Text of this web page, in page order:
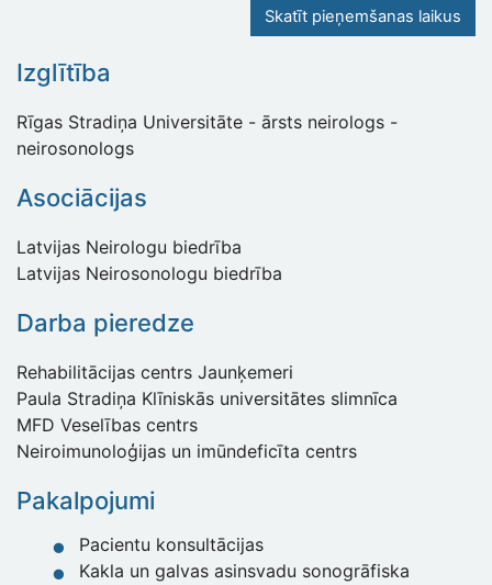
Skatīt pieņemšanas laikus
Izglītība
Rīgas Stradiņa Universitāte - ārsts neirologs -
neirosonologs
Asociācijas
Latvijas Neirologu biedrība
Latvijas Neirosonologu biedrība
Darba pieredze
Rehabilitācijas centrs Jaunķemeri
Paula Stradiņa Klīniskās universitātes slimnīca
MFD Veselības centrs
Neiroimunoloģijas un imūndeficīta centrs
Pakalpojumi
Pacientu konsultācijas
Kakla un galvas asinsvadu sonogrāfiska